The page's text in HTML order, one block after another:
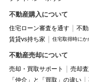
不動産購入について
住宅ローン審査を通す 不
賃貸vs持ち家
住宅取得時にか
不動産売却について
売却・買取サポート 売却
「仲介」と「買取」の違い